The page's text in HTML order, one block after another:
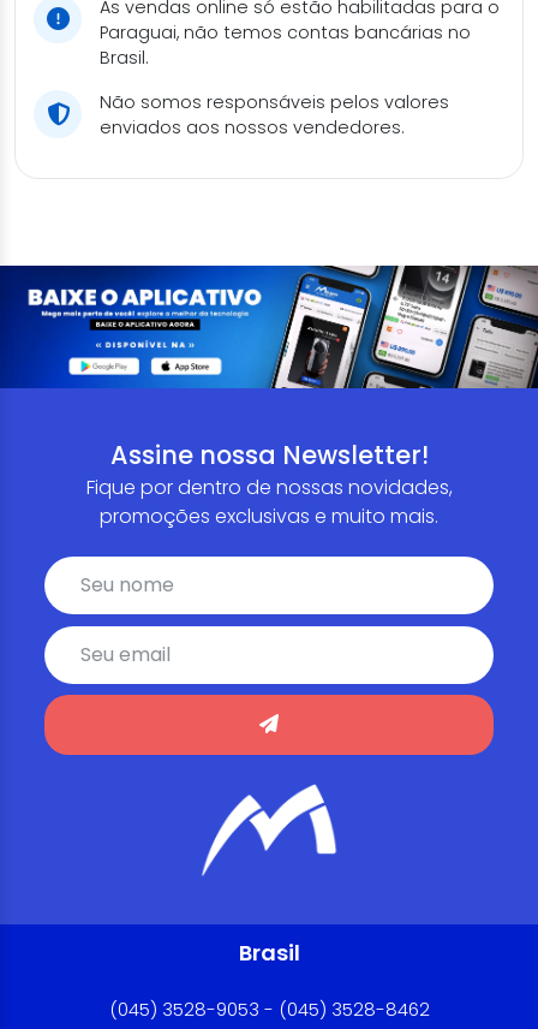
As vendas online só estão habilitadas para o
Paraguai, não temos contas bancárias no
Brasil.
Não somos responsáveis pelos valores
enviados aos nossos vendedores.
Assine nossa Newsletter!
Fique por dentro de nossas novidades,
promoções exclusivas e muito mais.
Brasil
(045) 3528-9053 - (045) 3528-8462